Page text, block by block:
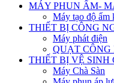
MÁY PHUN ẨM-
Máy tạo độ ẩm
THIẾT BỊ CÔNG
Máy phát điện
QUẠT CÔNG
THIẾT BỊ VỆ SINH
Máy Chà Sàn